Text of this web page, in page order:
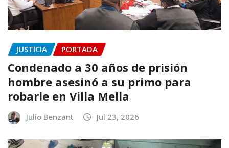
JUSTICIA PORTADA
Condenado a 30 años de prisión
hombre asesinó a su primo para
robarle en Villa Mella
Julio Benzant Jul 23, 2026